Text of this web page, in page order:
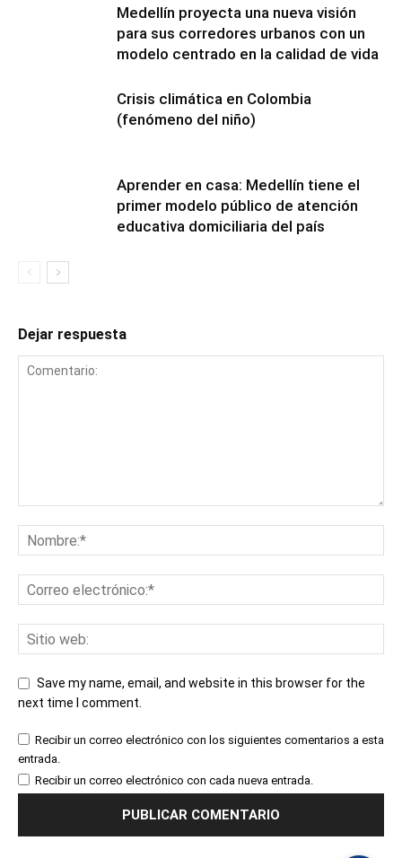
Medellín proyecta una nueva visión
para sus corredores urbanos con un
modelo centrado en la calidad de vida
Crisis climática en Colombia
(fenómeno del niño)
Aprender en casa: Medellín tiene el
primer modelo público de atención
educativa domiciliaria del país
Dejar respuesta
Save my name, email, and website in this browser for the
next time I comment.
Recibir un correo electrónico con los siguientes comentarios a esta
entrada.
Recibir un correo electrónico con cada nueva entrada.